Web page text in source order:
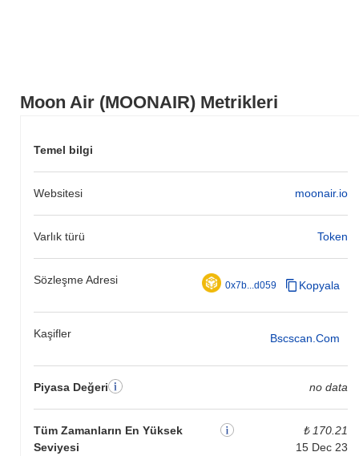
Moon Air (MOONAIR) Metrikleri
Temel bilgi
Websitesi moonair.io
Varlık türü Token
Sözleşme Adresi 0x7b...d059 Kopyala
Kaşifler Bscscan.com
Piyasa Değeri no data
Tüm Zamanların En Yüksek
Seviyesi
₺ 170.21
15 Dec 23